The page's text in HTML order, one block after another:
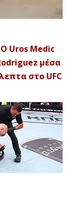
Uros Medic
μέσα
στο UFC